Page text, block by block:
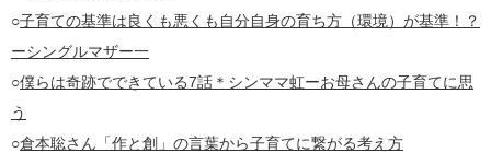
○子育ての基準は良くも悪くも自分自身の育ち方（環境）が基準！？
ーシングルマザー一
○僕らは奇跡でできている7話＊シンママ虹ーお母さんの子育てに思
う
○倉本聡さん「作と創」の言葉から子育てに繋がる考え方